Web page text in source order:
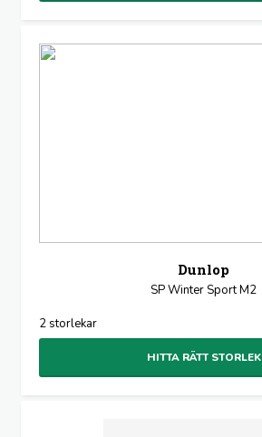
Dunlop
SP Winter Sport M2
2 storlekar
HITTA RÄTT STORLEK